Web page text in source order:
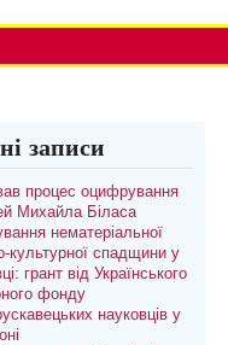
записи
процес оцифрування
Михайла Біласа
нематеріальної
культурної спадщини у
грант від Українського
фонду
науковців у